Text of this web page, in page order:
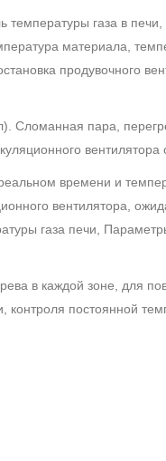
газа в
материала,
продувочного
Сломанная пара,
времени и
вентилятора,
газа печи,
в каждой зоне, для
постоянной